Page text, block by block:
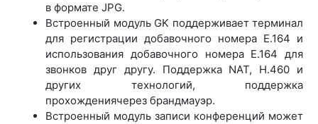
в формате JPG.
Встроенный модуль GK поддерживает терминал
для регистрации добавочного номера E.164 и
использования добавочного номера E.164 для
звонков друг другу. Поддержка NAT, H.460 и
других технологий, поддержка
прохождениячерез брандмауэр.
Встроенный модуль записи конференций может